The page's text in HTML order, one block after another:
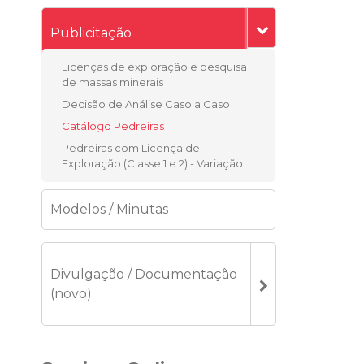
Publicitação
Licenças de exploração e pesquisa
de massas minerais
Decisão de Análise Caso a Caso
Catálogo Pedreiras
Pedreiras com Licença de
Exploração (Classe 1 e 2) - Variação
Modelos / Minutas
Divulgação / Documentação
(novo)